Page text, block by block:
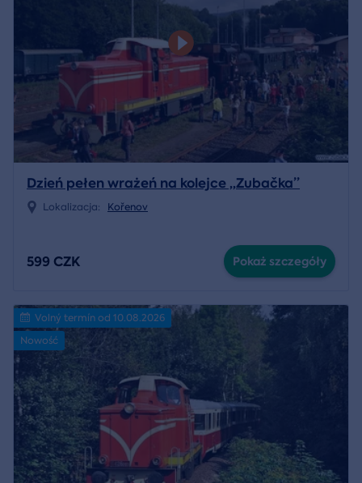
Dzień pełen wrażeń na kolejce „Zubačka”
Lokalizacja: Kořenov
599 CZK Pokaż szczegóły
Volný termín od 10.08.2026
Nowość